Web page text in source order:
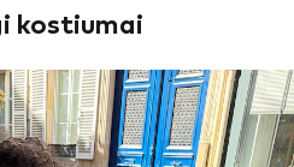
kostiumai